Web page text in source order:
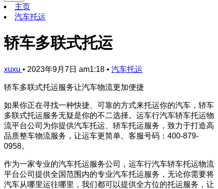
主页
汽车托运
轿车多联式托运
xuxu • 2023年9月7日 am1:18 • 汽车托运
轿车多联式托运服务让汽车物流更加便捷
如果你正在寻找一种快捷、可靠的方式来托运你的汽车，轿车
多联式托运服务无疑是你的不二选择。运车行汽车轿车托运物
流平台公司为你提供汽车托运、轿车托运服务，致力于打造高
品质整车物流服务，让运车更简单。客服号码：400-879-
0958。
作为一家专业的汽车托运服务公司，运车行汽车轿车托运物流
平台公司提供全国范围内的专业汽车托运服务，无论你需要将
汽车从哪里运往哪里，我们都可以提供全方位的托运服务，让